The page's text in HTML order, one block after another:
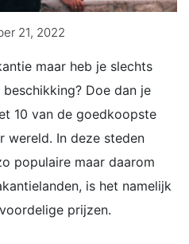
21, 2022
maar heb je slechts
Doe dan je
10 van de goedkoopste
wereld. In deze steden
populaire maar daarom
is het namelijk
prijzen.